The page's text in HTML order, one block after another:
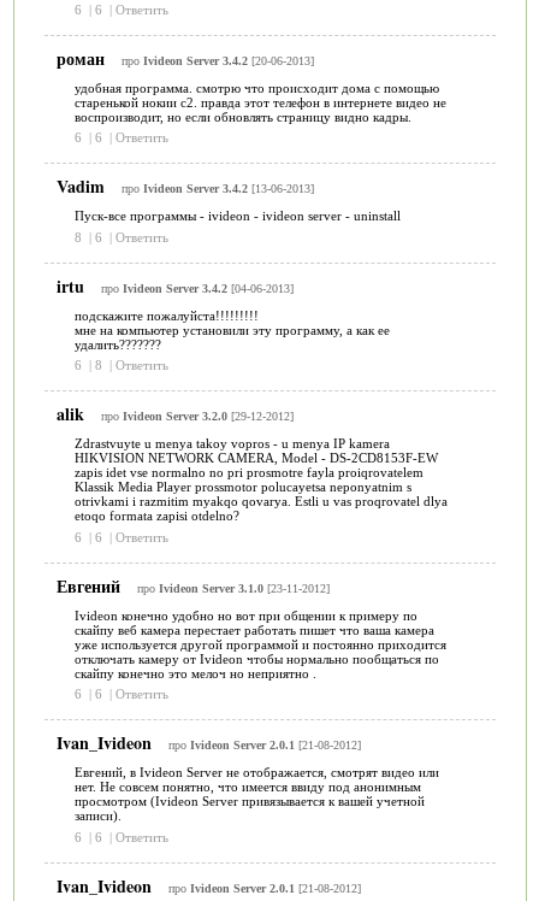
6
| 6 | Ответить
роман про Ivideon Server 3.4.2[20-06-2013]
удобная программа. смотрю что происходит дома с помощью
старенькой нокии с2. правда этот телефон в интернете видео не
воспроизводит, но если обновлять страницу видно кадры.
6
| 6 | Ответить
Vadim про Ivideon Server 3.4.2[13-06-2013]
Пуск-все программы - ivideon - ivideon server - uninstall
8
| 6 | Ответить
irtu про Ivideon Server 3.4.2[04-06-2013]
подскажите пожалуйста!!!!!!!!!
мне на компьютер установили эту программу, а как ее
удалить???????
6
| 8 | Ответить
alik про Ivideon Server 3.2.0[29-12-2012]
Zdrastvuyte u menya takoy vopros - u menya IP kamera
HIKVISION NETWORK CAMERA, Model - DS-2CD8153F-EW
zapis idet vse normalno no pri prosmotre fayla proiqrovatelem
Klassik Media Player prossmotor polucayetsa neponyatnim s
otrivkami i razmitim myakqo qovarya. Estli u vas proqrovatel dlya
etoqo formata zapisi otdelno?
6
| 6 | Ответить
Евгений про Ivideon Server 3.1.0[23-11-2012]
Ivideon конечно удобно но вот при общении к примеру по
скайпу веб камера перестает работать пишет что ваша камера
уже используется другой программой и постоянно приходится
отключать камеру от Ivideon чтобы нормально пообщаться по
скайпу конечно это мелоч но неприятно .
6
| 6 | Ответить
Ivan_Ivideon про Ivideon Server 2.0.1 [21-08-2012]
Евгений, в Ivideon Server не отображается, смотрят видео или
нет. Не совсем понятно, что имеется ввиду под анонимным
просмотром (Ivideon Server привязывается к вашей учетной
записи).
6
| 6 | Ответить
Ivan_Ivideon про Ivideon Server 2.0.1 [21-08-2012]